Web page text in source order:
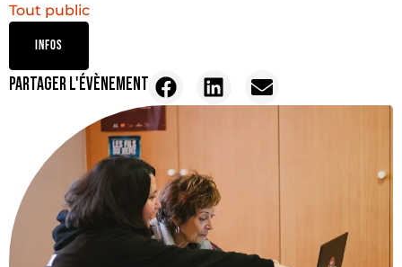
Tout public
INFOS
PARTAGER L'ÉVÈNEMENT